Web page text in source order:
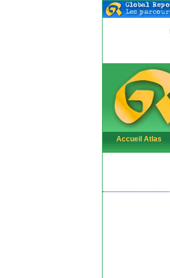
Accueil Atlas